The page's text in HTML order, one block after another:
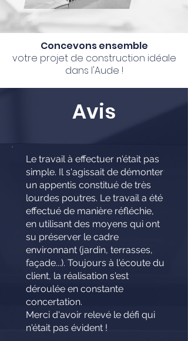
Concevons ensemble
votre projet de construction idéale
dans l'Aude !
Avis
Le travail à effectuer n'était pas
simple. Il s'agissait de démonter
un appentis constitué de très
lourdes poutres. Le travail a été
effectué de manière réfléchie,
en utilisant des moyens qui ont
su préserver le cadre
environnant (jardin, terrasses,
façade...). Toujours à l'écoute du
client, la réalisation s'est
déroulée en constante
concertation.
Merci d'avoir relevé le défi qui
n'était pas évident !